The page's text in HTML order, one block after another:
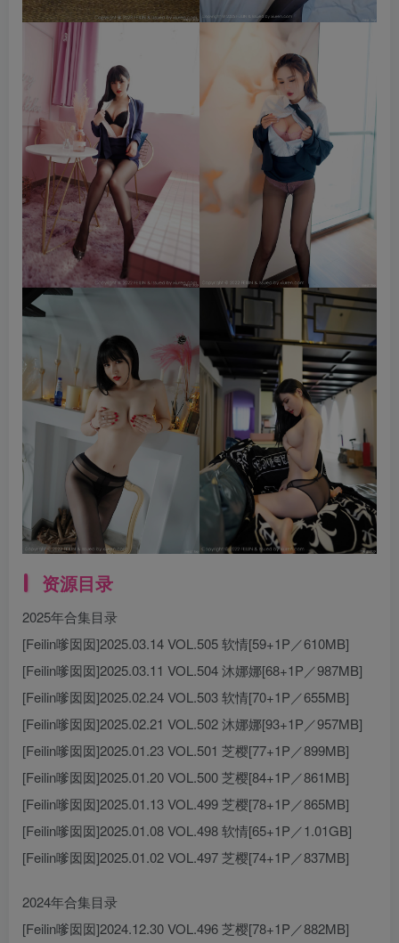
资源目录
2025年合集目录
[Feilin嗲囡囡]2025.03.14 VOL.505 软情[59+1P／610MB]
[Feilin嗲囡囡]2025.03.11 VOL.504 沐娜娜[68+1P／987MB]
[Feilin嗲囡囡]2025.02.24 VOL.503 软情[70+1P／655MB]
[Feilin嗲囡囡]2025.02.21 VOL.502 沐娜娜[93+1P／957MB]
[Feilin嗲囡囡]2025.01.23 VOL.501 芝樱[77+1P／899MB]
[Feilin嗲囡囡]2025.01.20 VOL.500 芝樱[84+1P／861MB]
[Feilin嗲囡囡]2025.01.13 VOL.499 芝樱[78+1P／865MB]
[Feilin嗲囡囡]2025.01.08 VOL.498 软情[65+1P／1.01GB]
[Feilin嗲囡囡]2025.01.02 VOL.497 芝樱[74+1P／837MB]
2024年合集目录
[Feilin嗲囡囡]2024.12.30 VOL.496 芝樱[78+1P／882MB]